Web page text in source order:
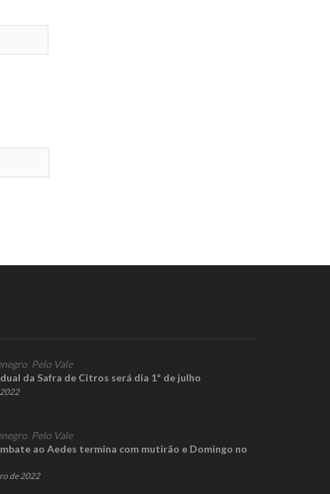
Pelo Vale
da Safra de Citros será dia 1º de julho
Pelo Vale
ao Aedes termina com mutirão e Domingo no
de 2022